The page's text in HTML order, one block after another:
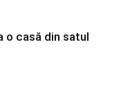
o casă din satul